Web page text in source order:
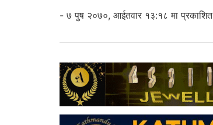
- ७ पुष २०७०, आईतवार १३:१८ मा प्रकाशित